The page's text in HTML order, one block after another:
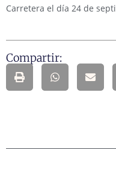
Carretera el día 24 de
Compartir: